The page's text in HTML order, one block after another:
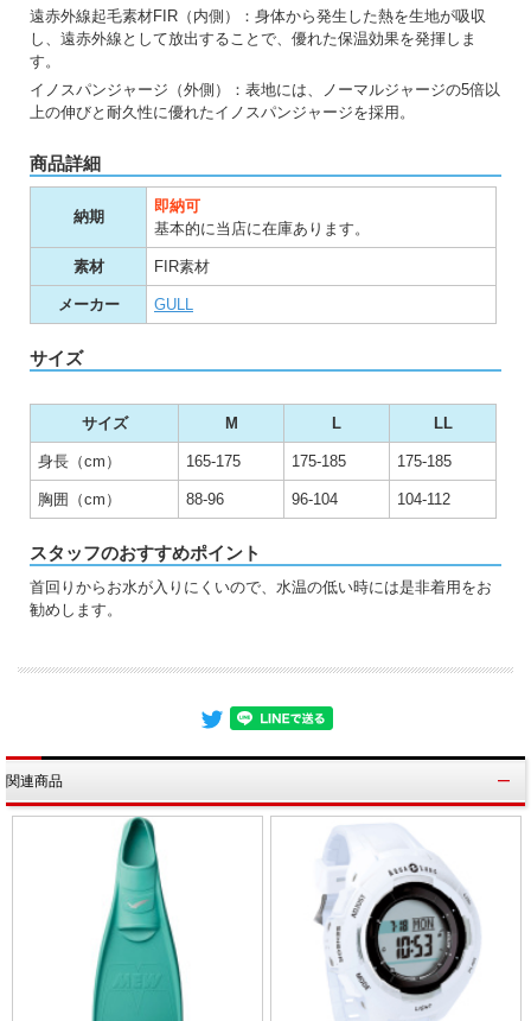
遠赤外線起毛素材FIR（内側）：身体から発生した熱を生地が吸収
し、遠赤外線として放出することで、優れた保温効果を発揮しま
す。
イノスパンジャージ（外側）：表地には、ノーマルジャージの5倍以
上の伸びと耐久性に優れたイノスパンジャージを採用。
商品詳細
納期
即納可
基本的に当店に在庫あります。
素材 FIR素材
メーカー GULL
サイズ
サイズ M L LL
身長（cm） 165-175 175-185 175-185
胸囲（cm） 88-96 96-104 104-112
スタッフのおすすめポイント
首回りからお水が入りにくいので、水温の低い時には是非着用をお
勧めします。
関連商品